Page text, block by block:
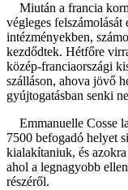
Miután a francia
végleges felszámolását
intézményekben,
kezdődtek. Hétfőre
közép-franciaországi
szálláson, ahova jövő
gyújtogatásban senki
Emmanuelle Cosse
7500 befogadó helyet
kialakítaniuk, és
ahol a legnagyobb
részéről.